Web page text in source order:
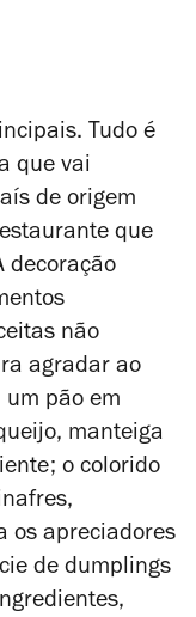
Tudo é
que vai
de origem
que
decoração
não
agradar ao
pão em
manteiga
o colorido
os apreciadores
de dumplings